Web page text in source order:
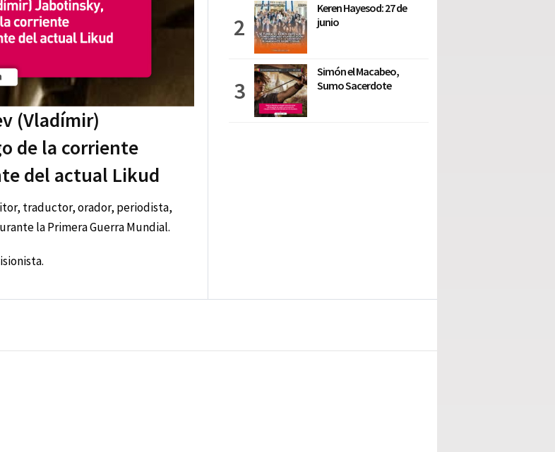
(Vladímir)
de la corriente
del actual Likud
traductor, orador, periodista,
la Primera Guerra Mundial.
Keren Hayesod: 27 de
junio
Simón el Macabeo,
Sumo Sacerdote